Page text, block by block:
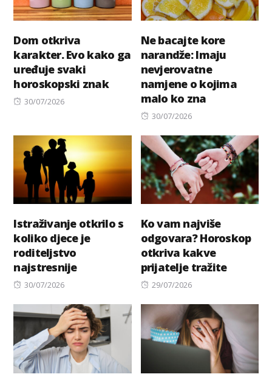
Dom otkriva
karakter. Evo kako ga
uređuje svaki
horoskopski znak
Posted
30/07/2026
Ne bacajte kore
narandže: Imaju
nevjerovatne
namjene o kojima
malo ko zna
Posted
30/07/2026
Istraživanje otkrilo s
koliko djece je
roditeljstvo
najstresnije
Posted
30/07/2026
Ko vam najviše
odgovara? Horoskop
otkriva kakve
prijatelje tražite
Posted
29/07/2026